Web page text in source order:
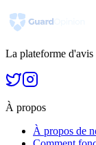
La plateforme d'avis
À propos
À propos de